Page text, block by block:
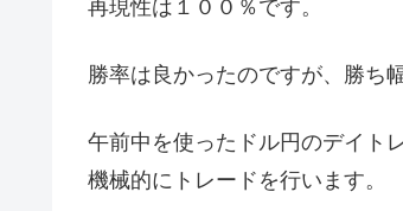
再現性は１００％です。
勝率は良かったのですが、勝ち
午前中を使ったドル円のデイト
機械的にトレードを行います。